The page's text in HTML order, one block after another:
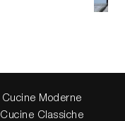
Cucine Moderne
Cucine Classiche